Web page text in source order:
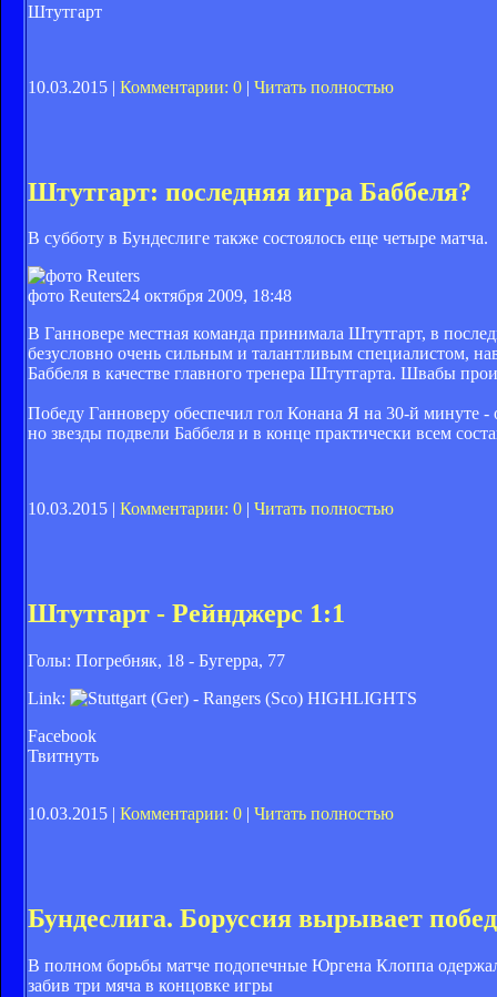
Штутгарт
10.03.2015 | Комментарии: 0 | Читать полностью
Штутгарт: последняя игра Баббеля?
В субботу в Бундеслиге также состоялось еще четыре матча.
фото Reuters24 октября 2009, 18:48
В Ганновере местная команда принимала Штутгарт, в
безусловно очень сильным и талантливым специалистом,
Баббеля в качестве главного тренера Штутгарта. Швабы
Победу Ганноверу обеспечил гол Конана Я на 30-й минуте -
но звезды подвели Баббеля и в конце практически всем
10.03.2015 | Комментарии: 0 | Читать полностью
Штутгарт - Рейнджерс 1:1
Голы: Погребняк, 18 - Бугерра, 77
Link:
Facebook
Твитнуть
10.03.2015 | Комментарии: 0 | Читать полностью
Бундеслига. Боруссия вырывает
В полном борьбы матче подопечные Юргена Клоппа
забив три мяча в концовке игры